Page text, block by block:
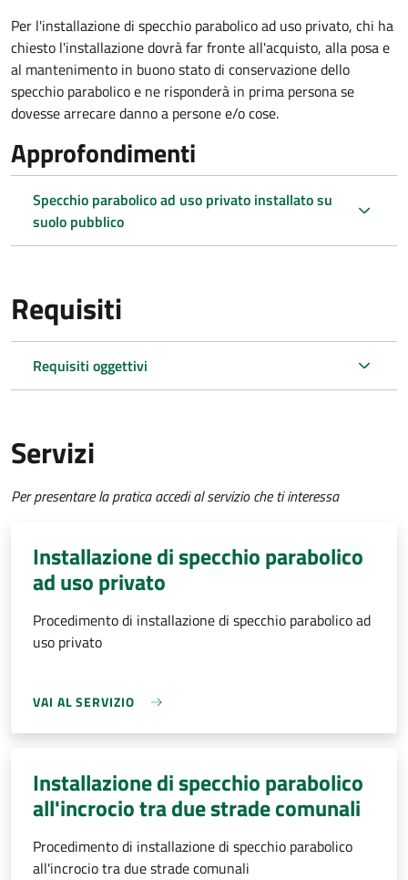
Per l'installazione di specchio parabolico ad uso privato, chi ha
chiesto l'installazione dovrà far fronte all'acquisto, alla posa e
al mantenimento in buono stato di conservazione dello
specchio parabolico e ne risponderà in prima persona se
dovesse arrecare danno a persone e/o cose.
Approfondimenti
Specchio parabolico ad uso privato installato su
suolo pubblico
Requisiti
Requisiti oggettivi
Servizi
Per presentare la pratica accedi al servizio che ti interessa
Installazione di specchio parabolico
ad uso privato
Procedimento di installazione di specchio parabolico ad
uso privato
VAI AL SERVIZIO
Installazione di specchio parabolico
all'incrocio tra due strade comunali
Procedimento di installazione di specchio parabolico
all'incrocio tra due strade comunali